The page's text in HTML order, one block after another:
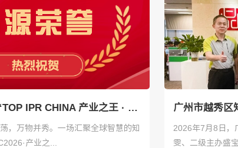
品源荣获2026年“TOP IPR CHINA 产业之王 · 生物医药卓越专利代理机构”
，万物并秀。一场汇聚全球智慧的知
产业之...
2026年7月8日，
雯、二级主办盛